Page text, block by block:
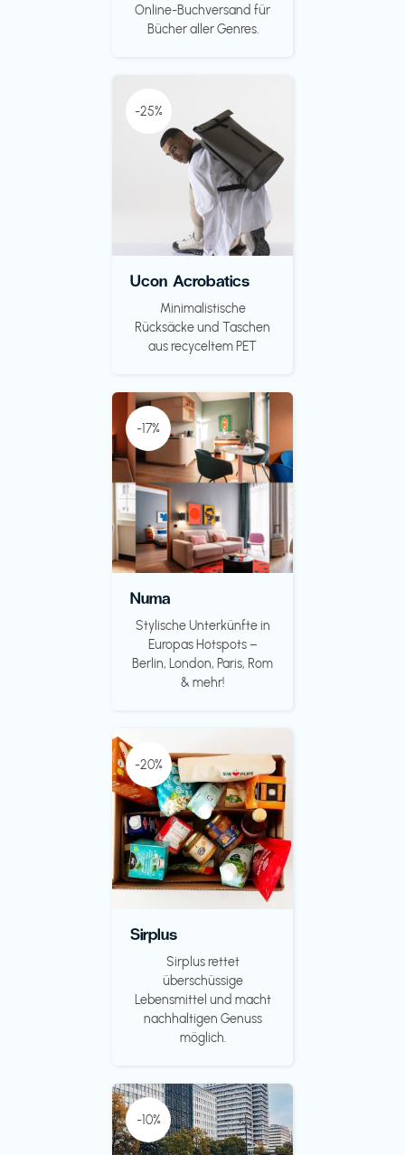
Online-Buchversand für
Bücher aller Genres.
-25%
Ucon Acrobatics
Minimalistische
Rücksäcke und Taschen
aus recyceltem PET
-17%
Numa
Stylische Unterkünfte in
Europas Hotspots –
Berlin, London, Paris, Rom
& mehr!
-20%
Sirplus
Sirplus rettet
überschüssige
Lebensmittel und macht
nachhaltigen Genuss
möglich.
-10%